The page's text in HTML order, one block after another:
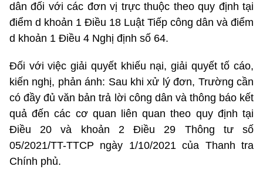
dân đối với các đơn vị trực thuộc theo quy định tại
điểm d khoản 1 Điều 18 Luật Tiếp công dân và điểm
d khoản 1 Điều 4 Nghị định số 64.
Đối với việc giải quyết khiếu nại, giải quyết tố cáo,
kiến nghị, phản ánh: Sau khi xử lý đơn, Trường cần
có đầy đủ văn bản trả lời công dân và thông báo kết
quả đến các cơ quan liên quan theo quy định tại
Điều 20 và khoản 2 Điều 29 Thông tư số
05/2021/TT-TTCP ngày 1/10/2021 của Thanh tra
Chính phủ.